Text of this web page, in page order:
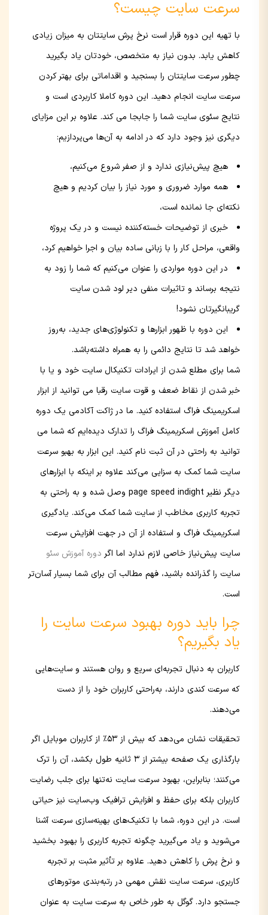
سرعت سایت چیست؟
با تهیه این دوره قرار است نرخ پرش سایتتان به میزان زیادی
کاهش یابد. بدون نیاز به متخصص، خودتان یاد بگیرید
چطور سرعت سایتتان را بسنجید و اقداماتی برای بهتر کردن
سرعت سایت انجام دهید. این دوره کاملا کاربردی است و
نتایج سئوی سایت شما را جابجا می کند. علاوه بر این‌ مزایای
دیگری نیز وجود دارد که در ادامه به آن‌ها می‌پردازیم:
هیچ پیش‌نیازی ندارد و از صفر شروع می‌کنیم،
همه موارد ضروری و مورد نیاز را بیان کردیم و هیچ
نکته‌ای جا نمانده است،
خبری از توضیحات خسته‌کننده نیست و در یک پروژه
واقعی، مراحل کار را با زبانی ساده بیان و اجرا خواهیم کرد،
در این دوره مواردی را عنوان می‌کنیم ‌که شما را زود به
نتیجه برساند و تاثیرات منفی دیر لود شدن سایت
گریبانگیرتان نشود!
این دوره با ظهور ابزارها و تکنولوژی‌های جدید، به‌روز
خواهد شد تا نتایج دائمی را به همراه داشته‌باشد.
شما برای مطلع شدن از ایرادات تکنیکال سایت خود و یا با
خبر شدن از نقاط ضعف و قوت سایت رقبا می توانید از ابزار
اسکریمینگ فراگ استفاده کنید. ما در ژاکت آکادمی یک دوره
کامل آموزش اسکریمینگ فراگ را تدارک دیده‌ایم که شما می
توانید به راحتی در آن ثبت نام کنید. این ابزار به بهبو سرعت
سایت شما کمک به سزایی می‌کند علاوه بر اینکه با ابزارهای
دیگر نظیر page speed indight وصل شده و به راحتی به
تجربه کاربری مخاطب از سایت شما کمک می‌کند. یادگیری
اسکریمینگ فراگ و استفاده از آن در جهت افزایش سرعت
سایت پیش‌نیاز خاصی لازم ندارد اما اگر دوره آموزش سئو
سایت را گذرانده باشید، فهم مطالب آن برای شما بسیار آسان‌تر
است.
چرا باید دوره بهبود سرعت سایت را
یاد بگیریم؟
کاربران به دنبال تجربه‌ای سریع و روان هستند و سایت‌هایی
که سرعت کندی دارند، به‌راحتی کاربران خود را از دست
می‌دهند.
تحقیقات نشان می‌دهد که بیش از ۵۳٪ از کاربران موبایل اگر
بارگذاری یک صفحه بیشتر از ۳ ثانیه طول بکشد، آن را ترک
می‌کنند؛ بنابراین، بهبود سرعت سایت نه‌تنها برای جلب رضایت
کاربران بلکه برای حفظ و افزایش ترافیک وب‌سایت نیز حیاتی
است. در این دوره، شما با تکنیک‌های بهینه‌سازی سرعت آشنا
می‌شوید و یاد می‌گیرید چگونه تجربه کاربری را بهبود بخشید
و نرخ پرش را کاهش دهید. علاوه بر تأثیر مثبت بر تجربه
کاربری، سرعت سایت نقش مهمی در رتبه‌بندی موتورهای
جستجو دارد. گوگل به طور خاص به سرعت سایت به عنوان